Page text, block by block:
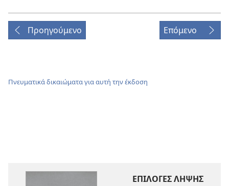
Προηγούμενο Επόμενο
Πνευματικά δικαιώματα για αυτή την έκδοση
ΕΠΙΛΟΓΕΣ ΛΗΨΗΣ